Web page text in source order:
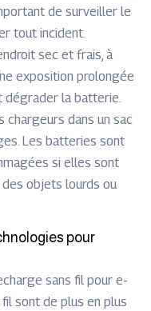
de surveiller le
tout incident.
sec et frais, à
exposition prolongée
dégrader la batterie.
dans un sac
Les batteries sont
si elles sont
objets lourds ou
pour
sans fil pour e-
sont de plus en plus